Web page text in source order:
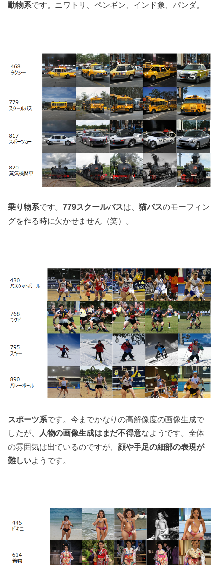
動物系です。ニワトリ、ペンギン、インド象、パンダ。
乗り物系です。779スクールバスは、猫バスのモーフィン
グを作る時に欠かせません（笑）。
スポーツ系です。今までかなりの高解像度の画像生成で
したが、
人物の画像生成はまだ不得意なようです。全体
の雰囲気は出ているのですが、 顔や手足の細部の表現が
難しい ようです。